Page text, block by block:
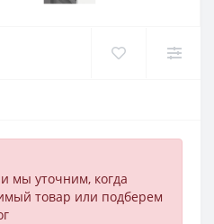
мы уточним, когда
товар или подберем